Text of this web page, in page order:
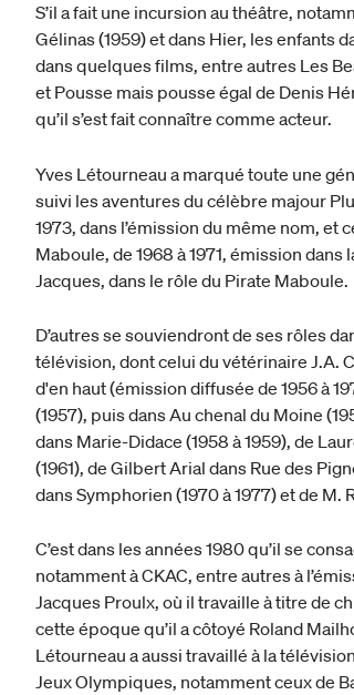
S’il a fait une incursion au théâtre,
Gélinas (1959) et dans Hier, les enfants
dans quelques films, entre autres Les
et Pousse mais pousse égal de Denis
qu’il s’est fait connaître comme acteur.
Yves Létourneau a marqué toute une
suivi les aventures du célèbre majour
1973, dans l’émission du même nom, et
Maboule, de 1968 à 1971, émission
Jacques, dans le rôle du Pirate Maboule.
D’autres se souviendront de ses rôles
télévision, dont celui du vétérinaire J.A.
d'en haut (émission diffusée de 1956 à
(1957), puis dans Au chenal du Moine
dans Marie-Didace (1958 à 1959), de
(1961), de Gilbert Arial dans Rue des
dans Symphorien (1970 à 1977) et de M.
C’est dans les années 1980 qu’il se
notamment à CKAC, entre autres à
Jacques Proulx, où il travaille à titre de
cette époque qu’il a côtoyé Roland
Létourneau a aussi travaillé à la
Jeux Olympiques, notamment ceux de